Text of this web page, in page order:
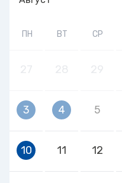
ПН ВТ СР
3 4 5
10 11 12